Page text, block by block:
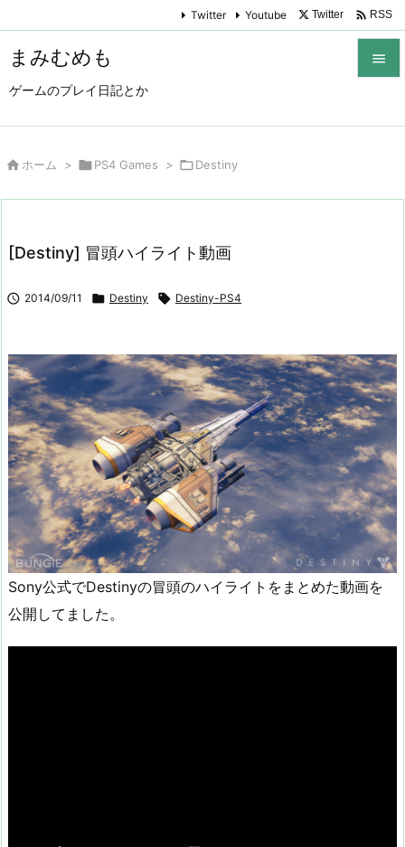
まみむめも
ゲームのプレイ日記とか

Twitter Youtube Twitter  RSS
 ホーム > PS4 Games > Destiny
[Destiny] 冒頭ハイライト動画
 2014/09/11  Destiny  Destiny-PS4
Sony公式でDestinyの冒頭のハイライトをまとめた動画を
公開してました。